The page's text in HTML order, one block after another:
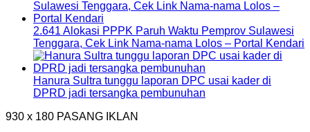
2.641 Alokasi PPPK Paruh Waktu Pemprov Sulawesi
Tenggara, Cek Link Nama-nama Lolos – Portal Kendari
Hanura Sultra tunggu laporan DPC usai kader di
DPRD jadi tersangka pembunuhan
930 x 180 PASANG IKLAN